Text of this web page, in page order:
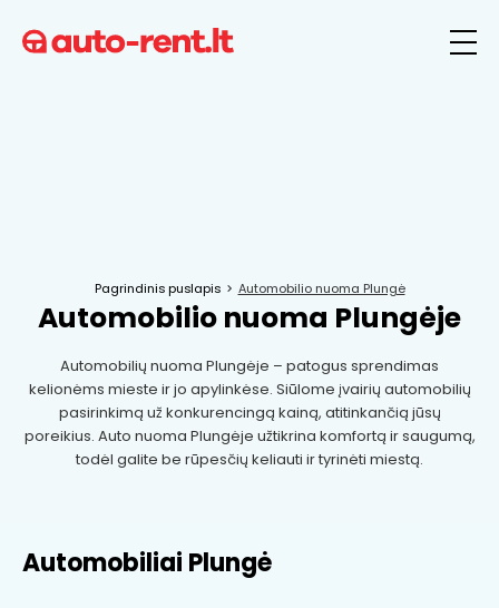
Pagrindinis puslapis Automobilio nuoma Plungė
Automobilio nuoma Plungėje
Automobilių nuoma Plungėje – patogus sprendimas
kelionėms mieste ir jo apylinkėse. Siūlome įvairių automobilių
pasirinkimą už konkurencingą kainą, atitinkančią jūsų
poreikius. Auto nuoma Plungėje užtikrina komfortą ir saugumą,
todėl galite be rūpesčių keliauti ir tyrinėti miestą.
Automobiliai Plungė